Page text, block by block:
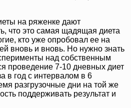
на ряженке дают
что это самая щадящая диета
кто уже опробовал ее на
вновь и вновь. Но нужно знать
над собственным
проведение 7-10 дневных диет
в год с интервалом в 6
разгрузочные дни на той же
поддерживать результат и